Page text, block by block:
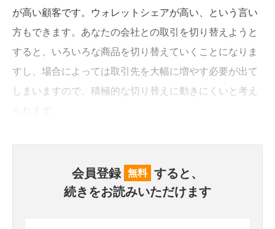
が高い顧客です。ウォレットシェアが高い、という言い
方もできます。あなたの会社との取引を切り替えようと
すると、いろいろな商品を切り替えていくことになりま
すし、場合によっては取引先を大幅に増やす必要が出て
しまいますので、積極的な切り替えに動きにくいと考え
会員登録 無料 すると、
続きをお読みいただけます